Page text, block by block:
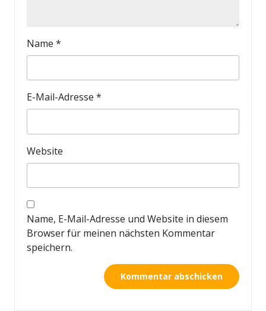
Name *
E-Mail-Adresse *
Website
Name, E-Mail-Adresse und Website in diesem
Browser für meinen nächsten Kommentar
speichern.